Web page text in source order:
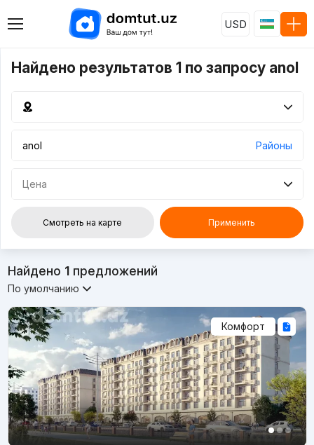
USD
Найдено результатов 1 по запросу anol
Районы
Цена
Смотреть на карте Применить
Найдено 1предложений
По умолчанию
Комфорт